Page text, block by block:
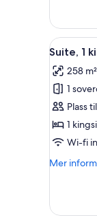
1
kingsize-
seng,
hjørnerom
Åpne
alle
bildene
av
Suite,
1
(Proper
9
Suite, 1
258 m²
1
Plass
1
Wi-fi
Mer
Mer
1